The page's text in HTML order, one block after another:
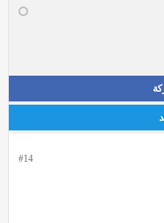
what you
all. We
what you
#14